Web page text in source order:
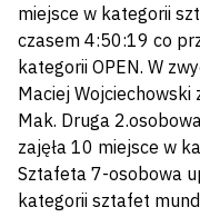
miejsce w kategorii
czasem 4:50:19 co
kategorii OPEN. W
Maciej Wojciechowski
Mak. Druga
zajęła 10 miejsce w
Sztafeta 7-osobowa
kategorii sztafet